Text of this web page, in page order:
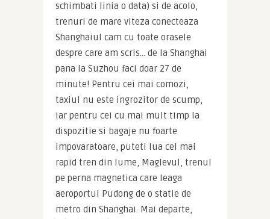
schimbati linia o data) si de acolo,
trenuri de mare viteza conecteaza
Shanghaiul cam cu toate orasele
despre care am scris… de la Shanghai
pana la Suzhou faci doar 27 de
minute! Pentru cei mai comozi,
taxiul nu este ingrozitor de scump,
iar pentru cei cu mai mult timp la
dispozitie si bagaje nu foarte
impovaratoare, puteti lua cel mai
rapid tren din lume, Maglevul, trenul
pe perna magnetica care leaga
aeroportul Pudong de o statie de
metro din Shanghai. Mai departe,